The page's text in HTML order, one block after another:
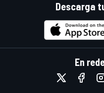
Descarga
En